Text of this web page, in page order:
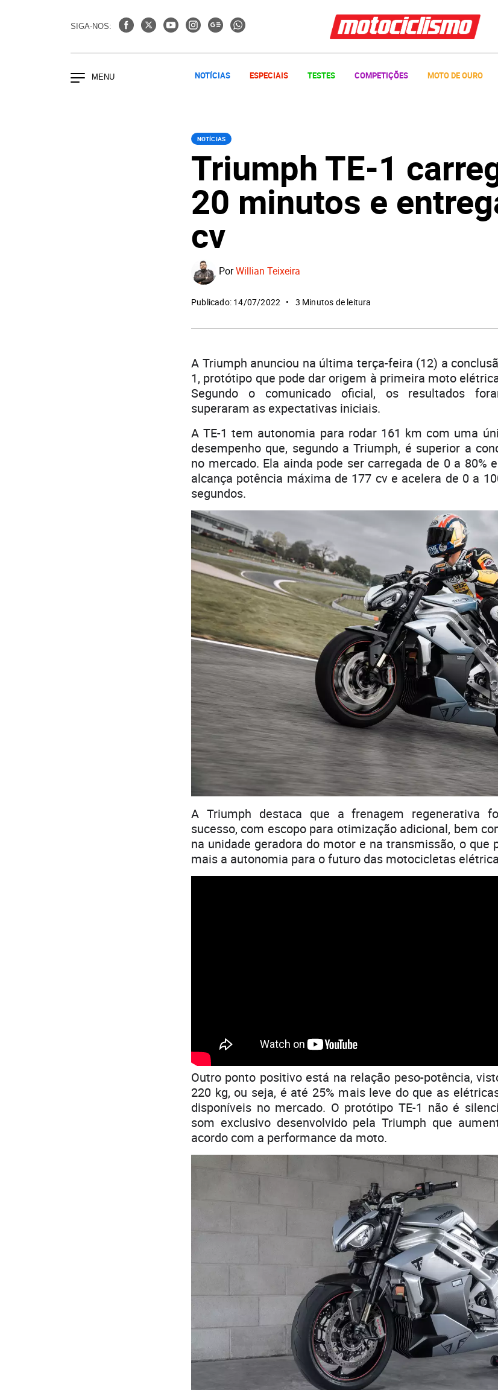
SIGA-NOS:
NOTÍCIAS ESPECIAIS TESTES COMPETIÇÕES MOTO DE OURO
NOTÍCIAS
Triumph TE-1
20 minutos e
cv
PorWillian Teixeira
Publicado: 14/07/2022 3 Minutos de leitura
A Triumph anunciou na última terça-feira (12) a
1, protótipo que pode dar origem à primeira moto
Segundo o comunicado oficial, os resultados
superaram as expectativas iniciais.
A TE-1 tem autonomia para rodar 161 km com uma
desempenho que, segundo a Triumph, é superior a
no mercado. Ela ainda pode ser carregada de 0 a 80%
alcança potência máxima de 177 cv e acelera de 0 a
segundos.
A Triumph destaca que a frenagem regenerativa
sucesso, com escopo para otimização adicional, bem
na unidade geradora do motor e na transmissão, o que
mais a autonomia para o futuro das motocicletas
Outro ponto positivo está na relação peso-potência,
220 kg, ou seja, é até 25% mais leve do que as
disponíveis no mercado. O protótipo TE-1 não é
som exclusivo desenvolvido pela Triumph que
acordo com a performance da moto.